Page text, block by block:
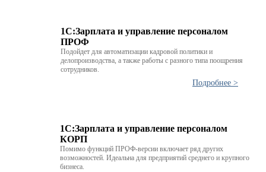
1C:Зарплата и управление персоналом
ПРОФ
Подойдет для автоматизации кадровой политики и
делопроизводства, а также работы с разного типа поощрения
сотрудников.
Подробнее >
1C:Зарплата и управление персоналом
КОРП
Помимо функций ПРОФ-версии включает ряд других
возможностей. Идеальна для предприятий среднего и крупного
бизнеса.